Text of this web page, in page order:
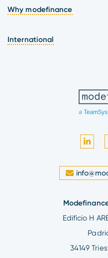
Why modefinance
International
Edificio H
34149